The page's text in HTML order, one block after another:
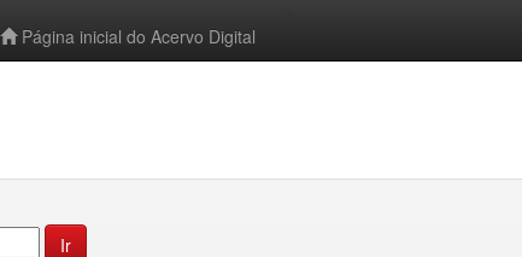
Página inicial do Acervo Digital